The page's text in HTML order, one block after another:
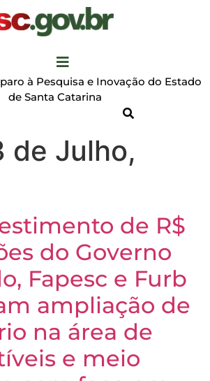
à Pesquisa e Inovação do Estado
de Santa Catarina
de Julho,
de R$
do Governo
Fapesc e Furb
ampliação de
na área de
e meio